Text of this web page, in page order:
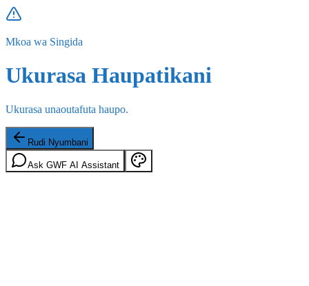
Mkoa wa Singida
Ukurasa Haupatikani
Ukurasa unaoutafuta haupo.
Rudi Nyumbani
Ask GWF AI Assistant